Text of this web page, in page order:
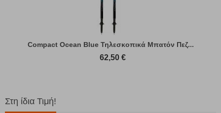
Compact Ocean Blue Τηλεσκοπικά Μπατόν Πεζ...
62,50 €
Στη ίδια Τιμή!